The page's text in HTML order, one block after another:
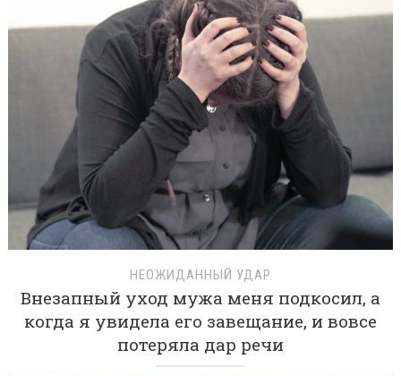
НЕОЖИДАННЫЙ УДАР
Внезапный уход мужа меня подкосил, а
когда я увидела его завещание, и вовсе
потеряла дар речи